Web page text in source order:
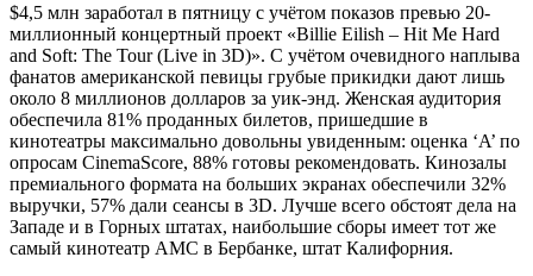
$4,5 млн заработал в пятницу с учётом показов превью 20-
миллионный концертный проект «Billie Eilish – Hit Me Hard
and Soft: The Tour (Live in 3D)». С учётом очевидного наплыва
фанатов американской певицы грубые прикидки дают лишь
около 8 миллионов долларов за уик-энд. Женская аудитория
обеспечила 81% проданных билетов, пришедшие в
кинотеатры максимально довольны увиденным: оценка ‘A’ по
опросам CinemaScore, 88% готовы рекомендовать. Кинозалы
премиального формата на больших экранах обеспечили 32%
выручки, 57% дали сеансы в 3D. Лучше всего обстоят дела на
Западе и в Горных штатах, наибольшие сборы имеет тот же
самый кинотеатр AMC в Бербанке, штат Калифорния.